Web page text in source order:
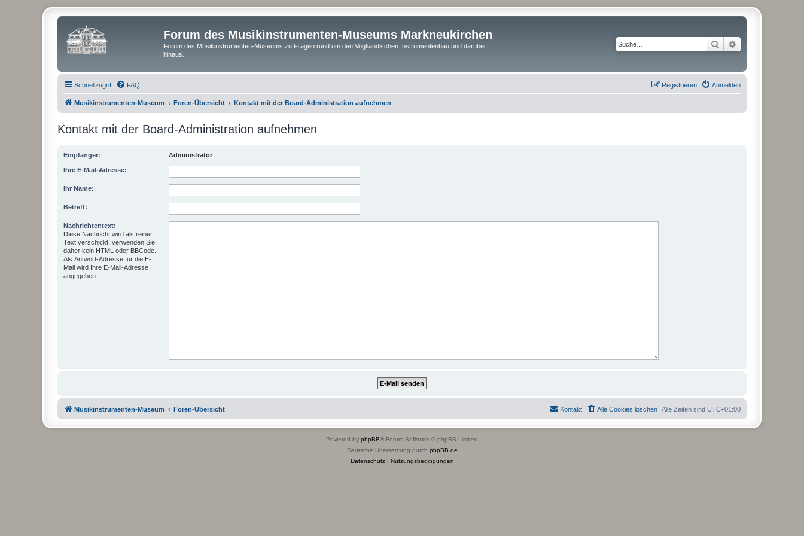
Forum des Musikinstrumenten-Museums Markneukirchen
Forum des Musikinstrumenten-Museums zu Fragen rund um den Vogtländischen Instrumentenbau und darüber
hinaus.
Suche
Schnellzugriff FAQ Anmelden
Registrieren
Musikinstrumenten-Museum Foren-Übersicht Kontakt mit der Board-Administration aufnehmen
Kontakt mit der Board-Administration aufnehmen
Empfänger: Administrator
Ihre E-Mail-Adresse:
Ihr Name:
Betreff:
Nachrichtentext:
Diese Nachricht wird als reiner
Text verschickt, verwenden Sie
daher kein HTML oder BBCode.
Als Antwort-Adresse für die E-
Mail wird Ihre E-Mail-Adresse
angegeben.
Musikinstrumenten-Museum Foren-Übersicht Alle Zeiten sind UTC+01:00
Alle Cookies löschen
Kontakt
Powered by phpBB® Forum Software © phpBB Limited
Deutsche Übersetzung durch phpBB.de
Datenschutz| Nutzungsbedingungen